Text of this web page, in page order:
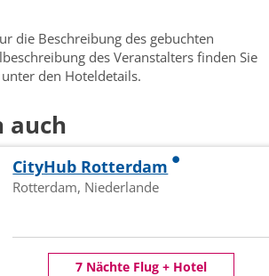
die Beschreibung des gebuchten
des Veranstalters finden Sie
den Hoteldetails.
auch
CityHub Rotterdam
Rotterdam, Niederlande
7 Nächte Flug + Hotel